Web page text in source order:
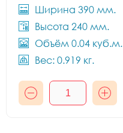
Ширина 390 мм.
Высота 240 мм.
Объём 0.04 куб.м.
Вес: 0.919 кг.